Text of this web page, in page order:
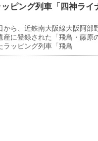
ピング列車「四神ライ
ら、近鉄南大阪線大阪阿部
産に登録された「飛鳥・藤原
ラッピング列車「飛鳥